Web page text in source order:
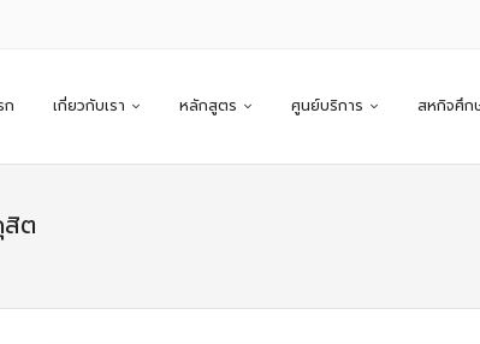
ก เกี่ยวกับเรา หลักสูตร ศูนย์บริการ สหกิจศึก
สิต